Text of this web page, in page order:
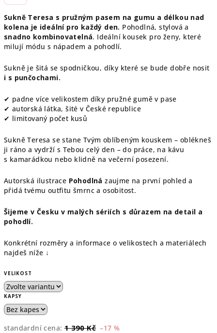
Sukně Teresa s pružným pasem na gumu a délkou nad
kolena je ideální pro každý den. Pohodlná, stylová a
snadno kombinovatelná. Ideální kousek pro ženy, které
milují módu s nápadem a pohodlí.
Sukně je šitá se spodničkou, díky které se bude dobře nosit
i s punčochami.
✔ padne více velikostem díky pružné gumě v pase
✔ autorská látka, šité v České republice
✔ limitovaný počet kusů
Sukně Teresa se stane Tvým oblíbeným kouskem – oblékneš
ji ráno a vydrží s Tebou celý den – do práce, na kávu
s kamarádkou nebo klidně na večerní posezení.
Autorská ilustrace Pohodlnázaujme na první pohled a
přidá tvému outfitu šmrnc a osobitost.
Šijeme v Česku v malých sériích s důrazem na detail a
pohodlí.
Konkrétní rozměry a informace o velikostech a materiálech
najdeš níže ↓
VELIKOST
KAPSY
standardní cena: 1 390 Kč –17 %